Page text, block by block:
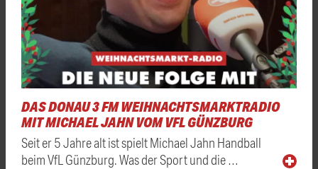
DAS DONAU 3 FM WEIHNACHTSMARKTRADIO
MIT MICHAEL JAHN VOM VFL GÜNZBURG
Seit er 5 Jahre alt ist spielt Michael Jahn Handball
beim VfL Günzburg. Was der Sport und die …